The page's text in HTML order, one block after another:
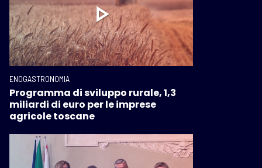
ENOGASTRONOMIA
Programma di sviluppo rurale, 1,3
miliardi di euro per le imprese
agricole toscane